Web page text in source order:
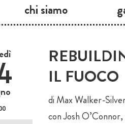
chi siamo
IL FUOCO
di Max Walker-
con Josh